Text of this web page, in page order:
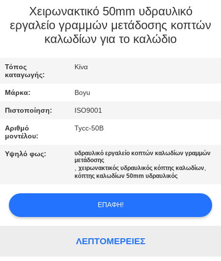
ΠΟΙΟΤΙΚΌΣ
ΈΛΕΓΧΟΣ
ΜΑΣ
ΕΛΆΤΕ
ΕΠΑΦΉ
ΜΕ
ΖΗΤΉΣΤΕ
ΈΝΑ
Χειρωνακτικό 50mm υδραυλικό
εργαλείο γραμμών μετάδοσης κοπτών
καλωδίων για το καλώδιο
Τόπος
καταγωγής:
Κίνα
Μάρκα: Boyu
Πιστοποίηση: ISO9001
Αριθμό
μοντέλου:
Tycc-50B
Υψηλό φως:
υδραυλικό εργαλείο κοπτών καλωδίων γραμμών
μετάδοσης
,χειρωνακτικός υδραυλικός κόπτης καλωδίων,
κόπτης καλωδίων 50mm υδραυλικός
ΕΠΑΦΉ!
ΛΕΠΤΟΜΈΡΕΙΕΣ